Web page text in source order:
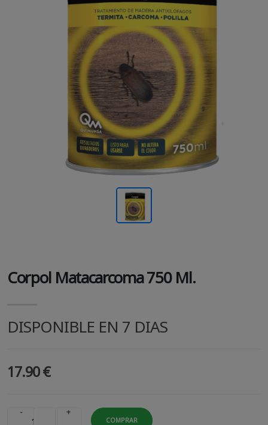
Corpol Matacarcoma 750 Ml.
DISPONIBLE EN 7 DIAS
17.90 €
- +
COMPRAR